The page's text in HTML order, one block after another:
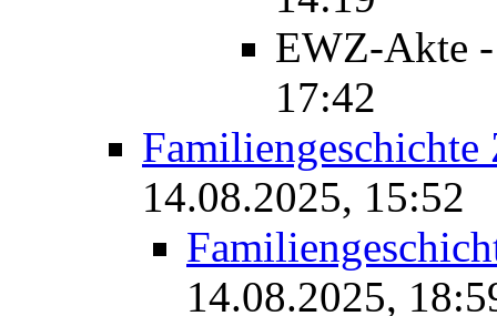
EWZ-Akte
17:42
Familiengeschichte
14.08.2025, 15:52
14.08.2025,